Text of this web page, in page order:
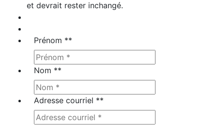
et devrait rester inchangé.
Prénom **
Nom **
Adresse courriel **